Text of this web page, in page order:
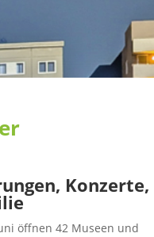
öffnen 42 Museen und